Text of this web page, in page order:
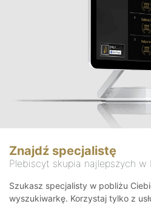
Znajdź specjalistę
Plebiscyt skupia najlepszych w
Szukasz specjalisty w pobliżu
wyszukiwarkę. Korzystaj tylko z